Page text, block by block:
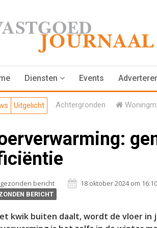
Diensten Events
Uitgelicht Achtergronden
bericht 18 oktober 2024 om 16:10
BERICHT
kwik buiten daalt, wordt de vloer in